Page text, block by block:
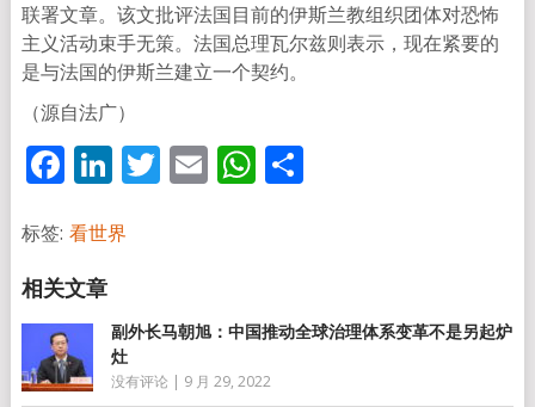
联署文章。该文批评法国目前的伊斯兰教组织团体对恐怖
主义活动束手无策。法国总理瓦尔兹则表示，现在紧要的
是与法国的伊斯兰建立一个契约。
（源自法广）
Facebook
LinkedIn
Twitter
EmailWhatsApp
分
标签: 看世界
副外长马朝旭：中国推动全球治理体系变革不是另起炉
灶
没有评论 | 9 月 29, 2022